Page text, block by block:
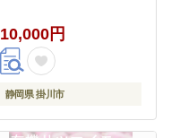
10,000円
静岡県 掛川市